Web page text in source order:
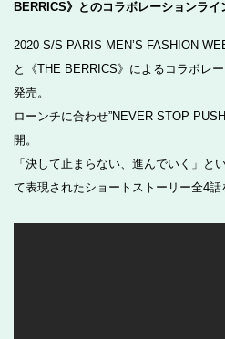
BERRICS》とのコラボレーションライ
2020 S/S PARIS MEN’S FASHION
と《THE BERRICS》によるコラボレ
発売。
ローンチに合わせ”NEVER STOP
開。
「決して止まらない、進んでいく」と
て表現されたショートストーリー全4話